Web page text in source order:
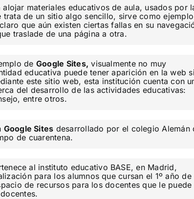
materiales educativos de aula, usados por
de un sitio algo sencillo, sirve como ejemplo
que aún existen ciertas fallas en su
traslade de una página a otra.
de Google Sites, visualmente no muy
educativa puede tener aparición en la web
este sitio web, esta institución cuenta con
del desarrollo de las actividades educativas:
entre otros.
Google Sites desarrollado por el colegio Alemán
de cuarentena.
al instituto educativo BASE, en Madrid,
para los alumnos que cursan el 1º año de
de recursos para los docentes que le puede